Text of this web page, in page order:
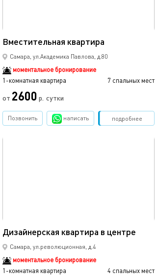
Вместительная квартира
Самара, ул.Академика Павлова, д.80
моментальное бронирование
1-комнатная квартира
7 спальных мест
от 2600 р. сутки
подробнее
Позвонить написать Забронировать
Дизайнерская квартира в центре
Самара, ул.революционная, д.4
моментальное бронирование
1-комнатная квартира
4 спальных мест